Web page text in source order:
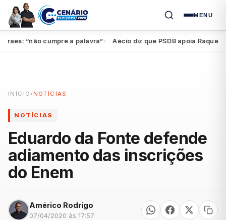
MENU
“não cumpre a palavra”● Aécio diz que PSDB apoia Raquel,
INÍCIO › NOTÍCIAS
NOTÍCIAS
Eduardo da Fonte defende
adiamento das inscrições
do Enem
Américo Rodrigo
07/04/2020 às 17:57